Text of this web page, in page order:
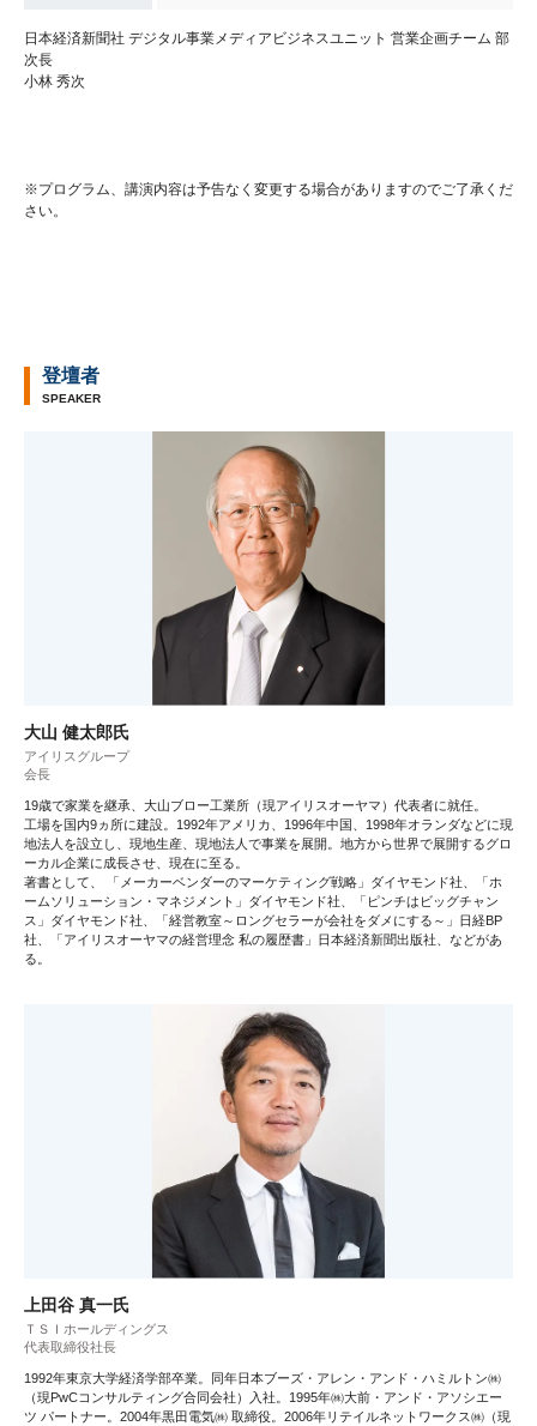
日本経済新聞社 デジタル事業メディアビジネスユニット 営業企画チーム 部
次長
小林 秀次
※プログラム、講演内容は予告なく変更する場合がありますのでご了承くだ
さい。
登壇者
SPEAKER
大山 健太郎氏
アイリスグループ
会長
19歳で家業を継承、大山ブロー工業所（現アイリスオーヤマ）代表者に就任。
工場を国内9ヵ所に建設。1992年アメリカ、1996年中国、1998年オランダなどに現
地法人を設立し、現地生産、現地法人で事業を展開。地方から世界で展開するグロ
ーカル企業に成長させ、現在に至る。
著書として、 「メーカーベンダーのマーケティング戦略」ダイヤモンド社、「ホ
ームソリューション・マネジメント」ダイヤモンド社、「ピンチはビッグチャン
ス」ダイヤモンド社、「経営教室～ロングセラーが会社をダメにする～」日経BP
社、「アイリスオーヤマの経営理念 私の履歴書」日本経済新聞出版社、などがあ
る。
上田谷 真一氏
ＴＳＩホールディングス
代表取締役社長
1992年東京大学経済学部卒業。同年日本ブーズ・アレン・アンド・ハミルトン㈱
（現PwCコンサルティング合同会社）入社。1995年㈱大前・アンド・アソシエー
ツ パートナー。2004年黒田電気㈱ 取締役。2006年リテイルネットワークス㈱（現